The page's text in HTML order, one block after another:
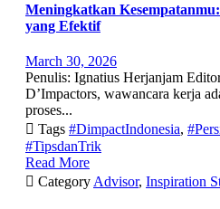
Meningkatkan
yang Efektif
March 30, 2026
Penulis: Ignatius Herjanjam
D’Impactors, wawancara kerja
proses...
 Tags #DimpactIndonesia,
#TipsdanTrik
Read More
 Category Advisor, Inspiration